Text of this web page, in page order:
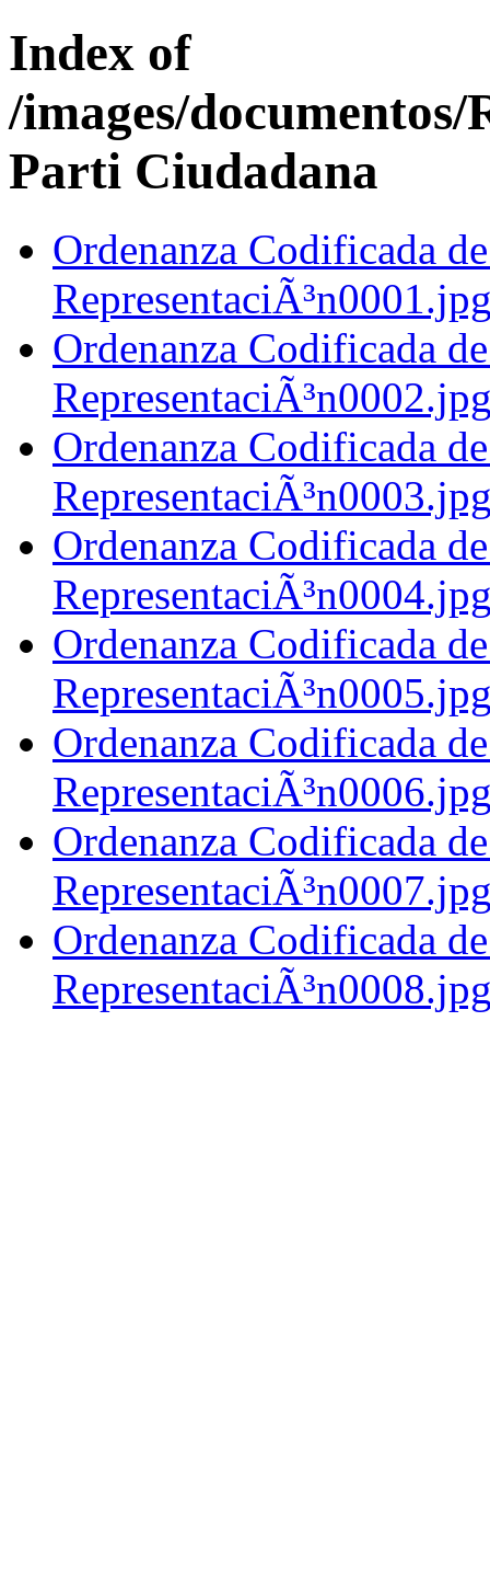
Index of
/images/
Parti Ciudadana
Ordenanza Codificada
Ordenanza Codificada
Ordenanza Codificada
Ordenanza Codificada
Ordenanza Codificada
Ordenanza Codificada
Ordenanza Codificada
Ordenanza Codificada